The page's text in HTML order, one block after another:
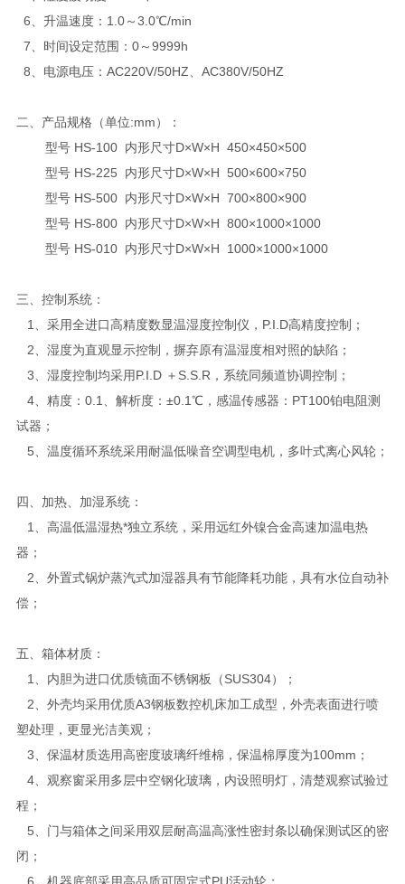
6、升温速度：1.0～3.0℃/min
7、时间设定范围：0～9999h
8、电源电压：AC220V/50HZ、AC380V/50HZ
二、产品规格（单位:mm）：
型号 HS-100 内形尺寸D×W×H 450×450×500
型号 HS-225 内形尺寸D×W×H 500×600×750
型号 HS-500 内形尺寸D×W×H 700×800×900
型号 HS-800 内形尺寸D×W×H 800×1000×1000
型号 HS-010 内形尺寸D×W×H 1000×1000×1000
三、控制系统：
1、采用全进口高精度数显温湿度控制仪，P.I.D高精度控制；
2、湿度为直观显示控制，摒弃原有温湿度相对照的缺陷；
3、湿度控制均采用P.I.D ＋S.S.R，系统同频道协调控制；
4、精度：0.1、解析度：±0.1℃，感温传感器：PT100铂电阻测
试器；
5、温度循环系统采用耐温低噪音空调型电机，多叶式离心风轮；
四、加热、加湿系统：
1、高温低温湿热*独立系统，采用远红外镍合金高速加温电热
器；
2、外置式锅炉蒸汽式加湿器具有节能降耗功能，具有水位自动补
偿；
五、箱体材质：
1、内胆为进口优质镜面不锈钢板（SUS304）；
2、外壳均采用优质A3钢板数控机床加工成型，外壳表面进行喷
塑处理，更显光洁美观；
3、保温材质选用高密度玻璃纤维棉，保温棉厚度为100mm；
4、观察窗采用多层中空钢化玻璃，内设照明灯，清楚观察试验过
程；
5、门与箱体之间采用双层耐高温高涨性密封条以确保测试区的密
闭；
6、机器底部采用高品质可固定式PU活动轮；